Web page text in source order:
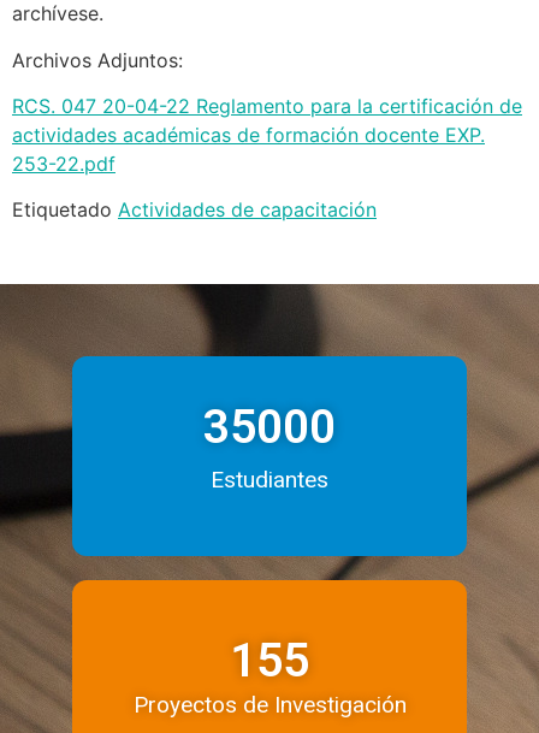
archívese.
Archivos Adjuntos:
RCS. 047 20-04-22 Reglamento para la certificación de
actividades académicas de formación docente EXP.
253-22.pdf
Etiquetado Actividades de capacitación
35000
Estudiantes
155
Proyectos de Investigación